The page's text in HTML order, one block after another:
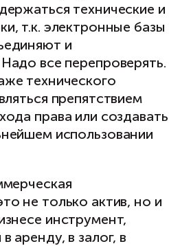
технические и
т.к. электронные базы
и
все перепроверять.
технического
препятствием
права или создавать
использовании
не только актив, но и
инструмент,
аренду, в залог, в